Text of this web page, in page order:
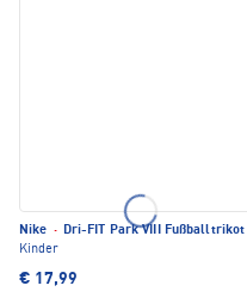
Nike · Dri-FIT Park VIII Fußballtrikot
Kinder
€ 17,99